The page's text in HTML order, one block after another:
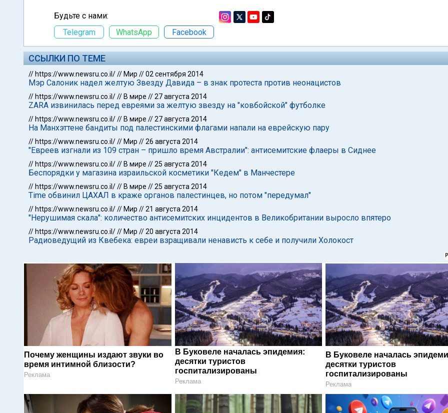
Будьте с нами:
Telegram
WhatsApp Facebook
ССЫЛКИ ПО ТЕМЕ
// https://www.newsru.co.il/// Мир //02 сентября 2014
Мэр Салоник надел желтую Звезду Давида – в знак протеста против неонацистов
// https://www.newsru.co.il/// В мире //27 августа 2014
ZARA извинилась перед евреями за желтую звезду на "ковбойской" футболке
// https://www.newsru.co.il/// В мире //27 августа 2014
На Манхэттене бандиты под палестинскими флагами напали на еврейскую пару
// https://www.newsru.co.il/// Мир //26 августа 2014
"Евреев изгнали из 109 стран – пришло время Австралии": антисемитские флаеры в Сиднее
// https://www.newsru.co.il/// В мире //25 августа 2014
Беспорядки у магазина израильской косметики "Кедем" в Манчестере
// https://www.newsru.co.il/// В мире //25 августа 2014
Time обвинил ЦАХАЛ в краже органов палестинцев, но потом "передумал"
// https://www.newsru.co.il/// Мир //21 августа 2014
"Нерушимая скала": количество антисемитских инцидентов в Великобритании выросло впятеро
// https://www.newsru.co.il/// Мир //20 августа 2014
Радиоведущий из Квебека: евреи взращивали ненависть к себе и получили Холокост
Почему женщины издают звуки во
время интимной близости?
Реклама
В Буковеле началась эпидемия:
десятки туристов
госпитализированы
Реклама
В Буковеле началась
десятки туристов
госпитализированы
Реклама